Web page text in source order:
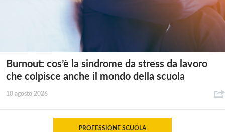
Burnout: cos’è la sindrome da stress da lavoro
che colpisce anche il mondo della scuola
10 agosto 2026
PROFESSIONE SCUOLA